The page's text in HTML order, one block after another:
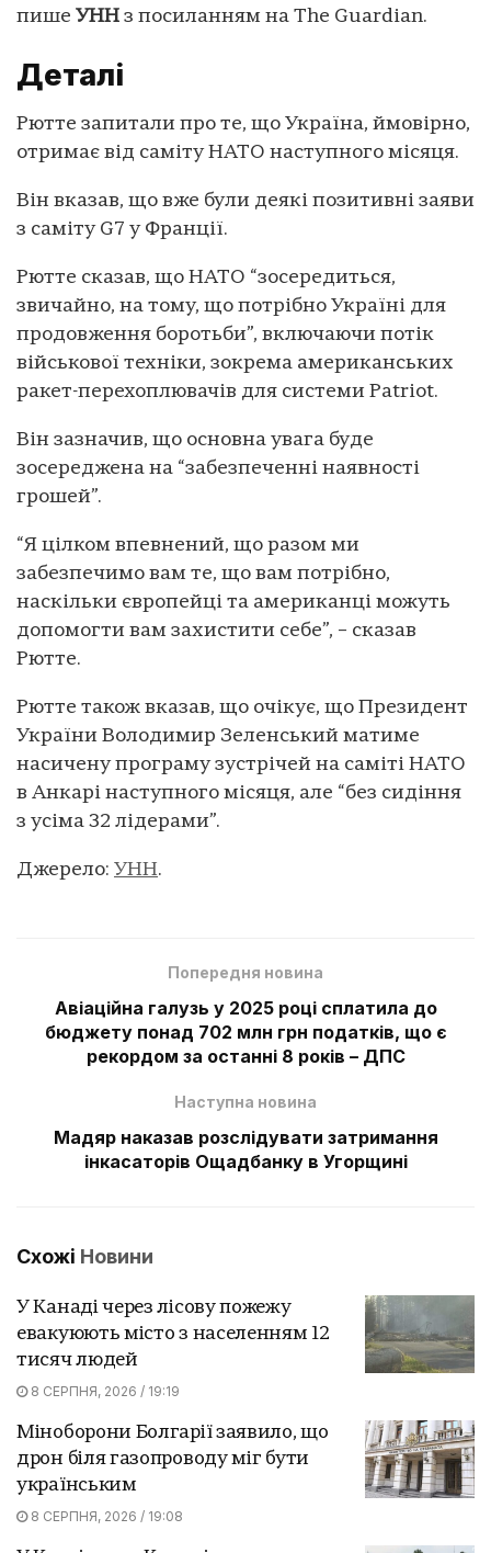
пише УНН з посиланням на The Guardian.
Деталі
Рютте запитали про те, що Україна, ймовірно,
отримає від саміту НАТО наступного місяця.
Він вказав, що вже були деякі позитивні заяви
з саміту G7 у Франції.
Рютте сказав, що НАТО “зосередиться,
звичайно, на тому, що потрібно Україні для
продовження боротьби”, включаючи потік
військової техніки, зокрема американських
ракет-перехоплювачів для системи Patriot.
Він зазначив, що основна увага буде
зосереджена на “забезпеченні наявності
грошей”.
“Я цілком впевнений, що разом ми
забезпечимо вам те, що вам потрібно,
наскільки європейці та американці можуть
допомогти вам захистити себе”, – сказав
Рютте.
Рютте також вказав, що очікує, що Президент
України Володимир Зеленський матиме
насичену програму зустрічей на саміті НАТО
в Анкарі наступного місяця, але “без сидіння
з усіма 32 лідерами”.
Джерело: УНН.
Попередня новина
Авіаційна галузь у 2025 році сплатила до
бюджету понад 702 млн грн податків, що є
рекордом за останні 8 років – ДПС
Наступна новина
Мадяр наказав розслідувати затримання
інкасаторів Ощадбанку в Угорщині
Схожі Новини
У Канаді через лісову пожежу
евакуюють місто з населенням 12
тисяч людей
8 СЕРПНЯ, 2026 / 19:19
Міноборони Болгарії заявило, що
дрон біля газопроводу міг бути
українським
8 СЕРПНЯ, 2026 / 19:08